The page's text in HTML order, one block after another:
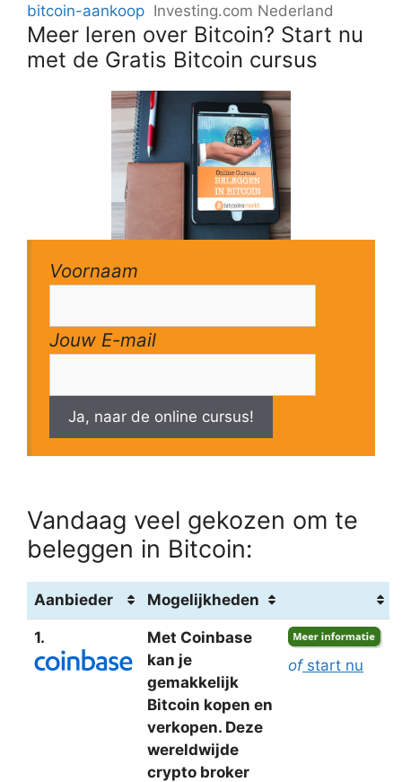
bitcoin-aankoop Investing.com Nederland
Meer leren over Bitcoin? Start nu
met de Gratis Bitcoin cursus
Voornaam
Jouw E-mail
Ja, naar de online cursus!
Vandaag veel gekozen om te
beleggen in Bitcoin:
Aanbieder Mogelijkheden
1.
Met Coinbase
kan je
gemakkelijk
Bitcoin kopen en
verkopen. Deze
wereldwijde
crypto broker
ofstart nu